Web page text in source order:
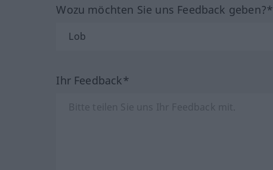
Wozu möchten Sie uns Feedback geben?*
Ihr Feedback*